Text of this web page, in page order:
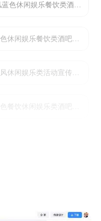
3D插画风蓝色休闲娱乐餐饮类酒吧活动营销手机全屏海报
时尚风红色休闲娱乐餐饮类酒吧活动营销手机全屏海报
卡通插画风休闲娱乐类活动宣传酒吧优惠手机全屏海报